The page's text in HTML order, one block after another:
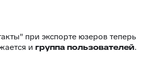
при экспорте юзеров теперь
и группа пользователей.